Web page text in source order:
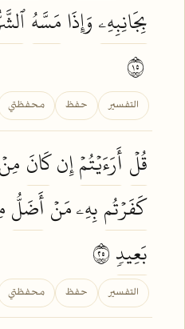
بِجَانِبِهِۦوَإِذَامَسَّهُ
التفسير حفظ محفظتي
قُلۡ أَرَءَيۡتُمۡإِنكَانَ مِنۡ
كَفَرۡتُمبِهِۦ مَنۡأَضَلُّ
بَعِيدٖ
التفسير حفظ محفظتي